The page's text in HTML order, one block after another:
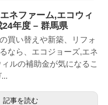
ネファーム,エコウィ
年度 – 群馬県
買い替えや新築、リフォ
なら、エコジョーズ,エネ
ルの補助金が気になるこ
記事を読む